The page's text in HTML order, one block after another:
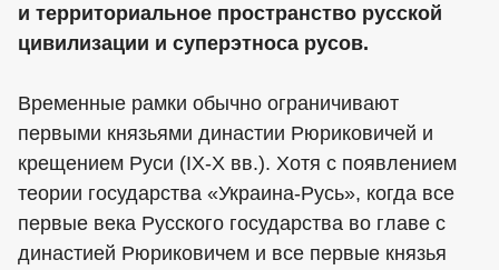
и территориальное пространство русской
цивилизации и суперэтноса русов.
Временные рамки обычно ограничивают
первыми князьями династии Рюриковичей и
крещением Руси (IX-X вв.). Хотя с появлением
теории государства «Украина-Русь», когда все
первые века Русского государства во главе с
династией Рюриковичем и все первые князья